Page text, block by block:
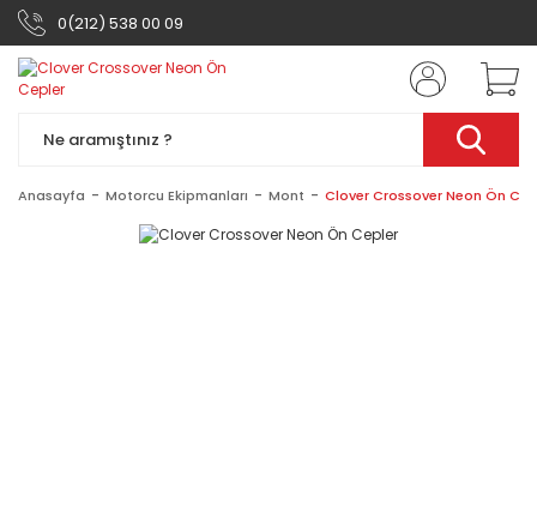
0(212) 538 00 09
Anasayfa Motorcu Ekipmanları Mont Clover Crossover Neon Ön